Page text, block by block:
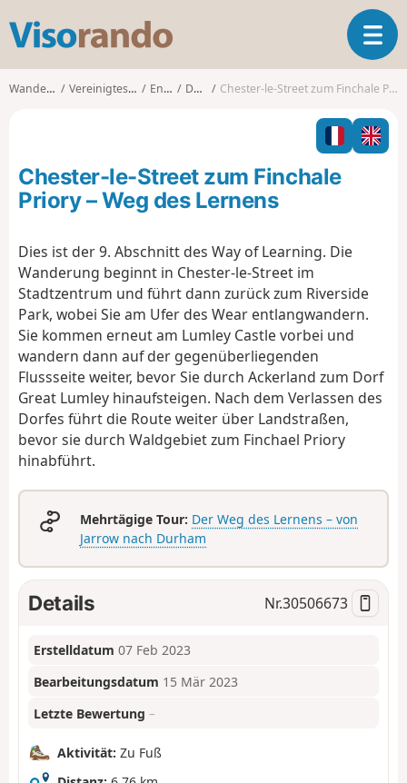
s
o
o
T
o
g
l
e
n
Wanderungen Vereinigtes Königreich England Durham Chester-le-Street zum Finchale Priory – Weg des Lernens
Chester-le-Street zum Finchale
Priory – Weg des Lernens
Dies ist der 9. Abschnitt des Way of Learning. Die
Wanderung beginnt in Chester-le-Street im
Stadtzentrum und führt dann zurück zum Riverside
Park, wobei Sie am Ufer des Wear entlangwandern.
Sie kommen erneut am Lumley Castle vorbei und
wandern dann auf der gegenüberliegenden
Flussseite weiter, bevor Sie durch Ackerland zum Dorf
Great Lumley hinaufsteigen. Nach dem Verlassen des
Dorfes führt die Route weiter über Landstraßen,
bevor sie durch Waldgebiet zum Finchael Priory
hinabführt.
Mehrtägige Tour: Der Weg des Lernens – von
Jarrow nach Durham
Details Nr.30506673
Erstelldatum 07 Feb 2023
Bearbeitungsdatum 15 Mär 2023
Letzte Bewertung –
Aktivität: Zu Fuß